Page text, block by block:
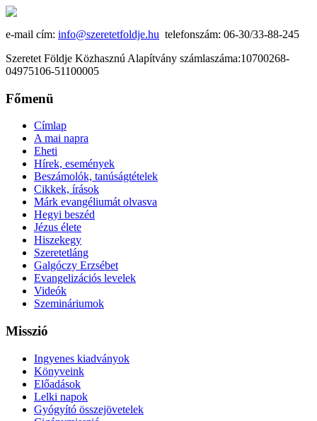
e-mail cím: info@szeretetfoldje.hu telefonszám: 06-30/33-88-245
Szeretet Földje Közhasznú Alapítvány számlaszáma:10700268-
04975106-51100005
Főmenü
Címlap
A mai napra
Eheti
Hírek, események
Beszámolók, tanúságtételek
Cikkek, írások
Márk evangéliumát olvasva
Hegyi beszéd
Jézus élete
Hiszekegy
Szeretetláng
Galgóczy Erzsébet
Evangelizációs levelek
Videók
Szemináriumok
Misszió
Ingyenes kiadványok
Könyveink
Előadások
Lelki napok
Gyógyító összejövetelek